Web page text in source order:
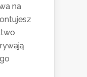
na